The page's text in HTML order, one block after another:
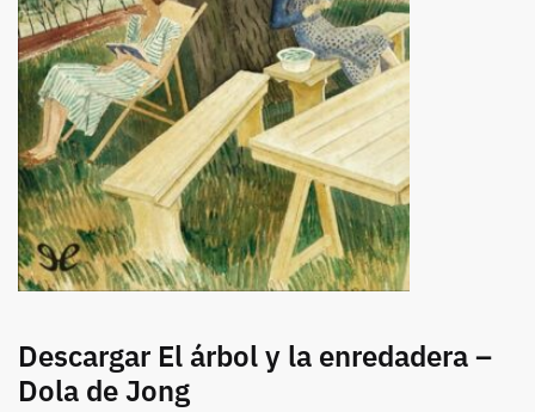
Descargar El árbol y la enredadera –
Dola de Jong